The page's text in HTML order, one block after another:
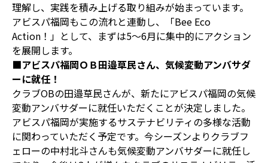
理解し、実践を積み上げる取り組みが始まっています。
アビスパ福岡もこの流れと連動し、「Bee Eco
Action！」として、まずは5～6月に集中的にアクション
を展開します。
■アビスパ福岡ＯＢ田邉草民さん、気候変動アンバサダ
ーに就任！
クラブOBの田邉草民さんが、新たにアビスパ福岡の気候
変動アンバサダーに就任いただくことが決定しました。
アビスパ福岡が実施するサステナビリティの多様な活動
に関わっていただく予定です。今シーズンよりクラブフ
ェローの中村北斗さんも気候変動アンバサダーに就任し